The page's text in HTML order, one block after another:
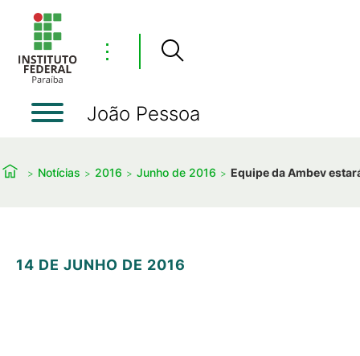
⋮
João Pessoa
Notícias 2016 Junho de 2016 Equipe da Ambev
14 DE JUNHO DE 2016